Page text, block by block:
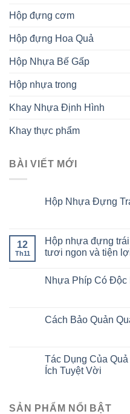
Hộp đựng cơm
Hộp đựng Hoa Quả
Hộp Nhựa Bế Gấp
Hộp nhựa trong
Khay Nhựa Định Hình
Khay thực phẩm
BÀI VIẾT MỚI
Hộp Nhựa Đựng
12
Th11
Hộp nhựa đựng
tươi ngon và tiện
Nhựa Phíp Có Độc
Cách Bảo Quản
Tác Dụng Của
Ích Tuyệt Vời
SẢN PHẨM NỔI BẬT